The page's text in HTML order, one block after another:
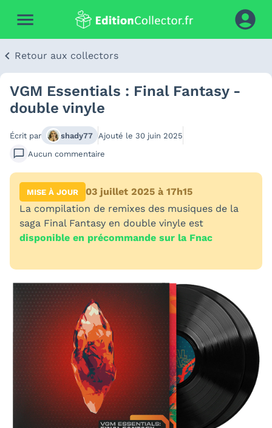
Retour aux collectors
VGM Essentials : Final Fantasy -
double vinyle
Écrit par shady77 Ajouté le 30 juin 2025
Aucun commentaire
MISE À JOUR
03 juillet 2025 à 17h15
La compilation de remixes des musiques de la
saga Final Fantasy en double vinyle est
disponible en précommande sur la Fnac